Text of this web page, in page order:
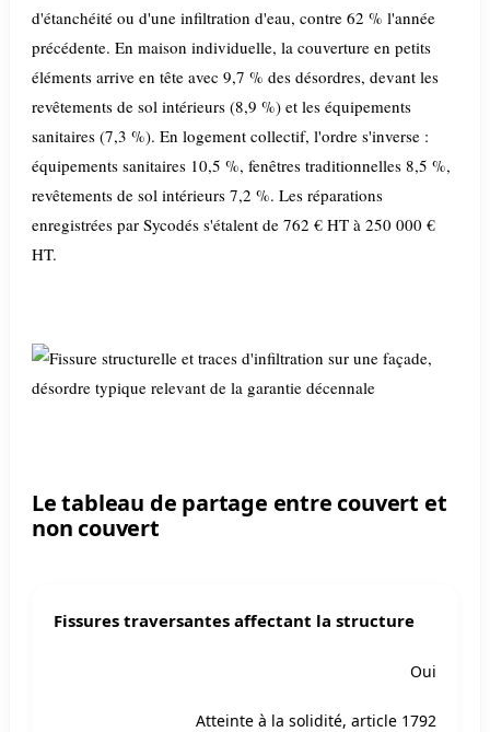
d'étanchéité ou d'une infiltration d'eau, contre 62 % l'année
précédente. En maison individuelle, la couverture en petits
éléments arrive en tête avec 9,7 % des désordres, devant les
revêtements de sol intérieurs (8,9 %) et les équipements
sanitaires (7,3 %). En logement collectif, l'ordre s'inverse :
équipements sanitaires 10,5 %, fenêtres traditionnelles 8,5 %,
revêtements de sol intérieurs 7,2 %. Les réparations
enregistrées par Sycodés s'étalent de 762 € HT à 250 000 €
HT.
Le tableau de partage entre couvert et
non couvert
Fissures traversantes affectant la structure
Oui
Atteinte à la solidité, article 1792